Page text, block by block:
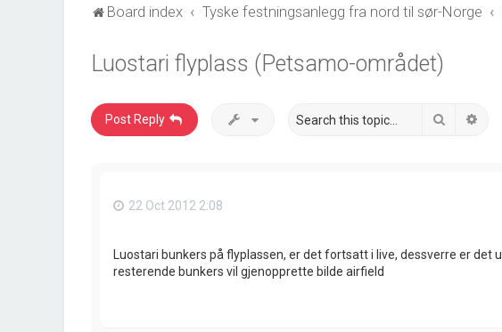
Board index Tyske festningsanlegg fra nord til sør-Norge
Luostari flyplass (Petsamo-området)
Post Reply Search
22 Oct 2012 2:08
Luostari bunkers på flyplassen, er det fortsatt i live, dessverre er det
resterende bunkers vil gjenopprette bilde airfield